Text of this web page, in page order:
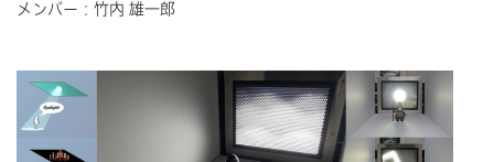
メンバー：竹内 雄一郎